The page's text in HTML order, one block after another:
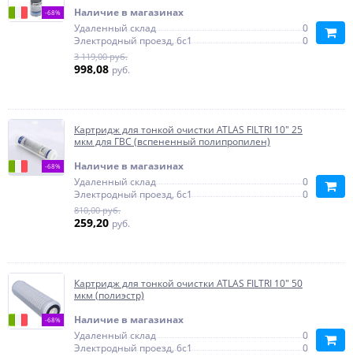
-68%
Наличие в магазинах
Удаленный склад
0
Электродный проезд, 6с1
0
3 119,00 руб.
998,08 руб.
-68%
Картридж для тонкой очистки ATLAS FILTRI 10" 25
мкм для ГВС (вспененный полипропилен)
Наличие в магазинах
Удаленный склад
0
Электродный проезд, 6с1
0
810,00 руб.
259,20 руб.
-68%
Картридж для тонкой очистки ATLAS FILTRI 10" 50
мкм (полиэстр)
Наличие в магазинах
Удаленный склад
0
Электродный проезд, 6с1
0